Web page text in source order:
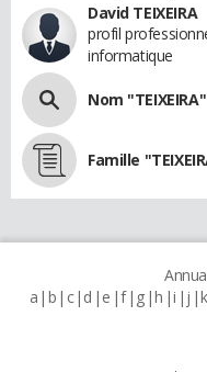
David TEIXEIRA
profil
informatique
Nom "TEIXEIRA"
Famille
a b c d e f g h i j k